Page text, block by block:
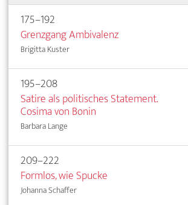
175–192
Grenzgang Ambivalenz
Brigitta Kuster
195–208
Satire als politisches Statement.
Cosima von Bonin
Barbara Lange
209–222
Formlos, wie Spucke
Johanna Schaffer